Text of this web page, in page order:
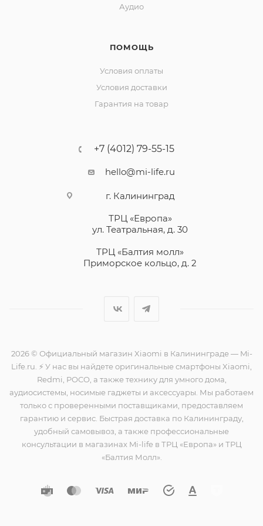
Аудио
ПОМОЩЬ
Условия оплаты
Условия доставки
Гарантия на товар
+7 (4012) 79-55-15
hello@mi-life.ru
г. Калининград
ТРЦ «Европа»
ул. Театральная, д. 30
ТРЦ «Балтия молл»
Приморское кольцо, д. 2
2026 © Официальный магазин Xiaomi в Калининграде — Mi-
Life.ru. ⚡ У нас вы найдете оригинальные смартфоны Xiaomi,
Redmi, POCO, а также технику для умного дома,
аудиосистемы, носимые гаджеты и аксессуары. Мы работаем
только с проверенными поставщиками, предоставляем
гарантию и сервис. Быстрая доставка по Калининграду,
удобный самовывоз, а также профессиональные
консультации в магазинах Mi-life в ТРЦ «Европа» и ТРЦ
«Балтия Молл».
раз в 2 недели